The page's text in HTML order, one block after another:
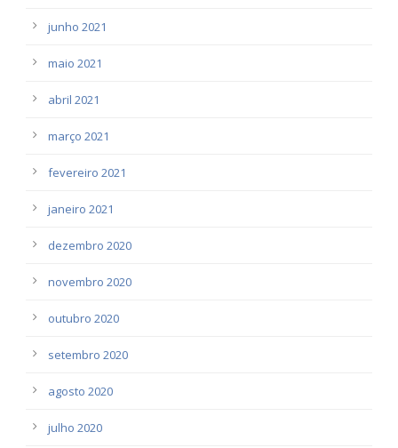
junho 2021
maio 2021
abril 2021
março 2021
fevereiro 2021
janeiro 2021
dezembro 2020
novembro 2020
outubro 2020
setembro 2020
agosto 2020
julho 2020